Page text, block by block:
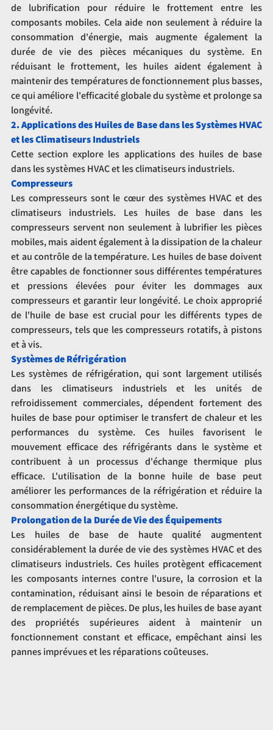
de lubrification pour réduire le frottement entre les
composants mobiles. Cela aide non seulement à réduire la
consommation d'énergie, mais augmente également la
durée de vie des pièces mécaniques du système. En
réduisant le frottement, les huiles aident également à
maintenir des températures de fonctionnement plus basses,
ce qui améliore l'efficacité globale du système et prolonge sa
longévité.
2. Applications des Huiles de Base dans les Systèmes HVAC
et les Climatiseurs Industriels
Cette section explore les applications des huiles de base
dans les systèmes HVAC et les climatiseurs industriels.
Compresseurs
Les compresseurs sont le cœur des systèmes HVAC et des
climatiseurs industriels. Les huiles de base dans les
compresseurs servent non seulement à lubrifier les pièces
mobiles, mais aident également à la dissipation de la chaleur
et au contrôle de la température. Les huiles de base doivent
être capables de fonctionner sous différentes températures
et pressions élevées pour éviter les dommages aux
compresseurs et garantir leur longévité. Le choix approprié
de l'huile de base est crucial pour les différents types de
compresseurs, tels que les compresseurs rotatifs, à pistons
et à vis.
Systèmes de Réfrigération
Les systèmes de réfrigération, qui sont largement utilisés
dans les climatiseurs industriels et les unités de
refroidissement commerciales, dépendent fortement des
huiles de base pour optimiser le transfert de chaleur et les
performances du système. Ces huiles favorisent le
mouvement efficace des réfrigérants dans le système et
contribuent à un processus d'échange thermique plus
efficace. L'utilisation de la bonne huile de base peut
améliorer les performances de la réfrigération et réduire la
consommation énergétique du système.
Prolongation de la Durée de Vie des Équipements
Les huiles de base de haute qualité augmentent
considérablement la durée de vie des systèmes HVAC et des
climatiseurs industriels. Ces huiles protègent efficacement
les composants internes contre l'usure, la corrosion et la
contamination, réduisant ainsi le besoin de réparations et
de remplacement de pièces. De plus, les huiles de base ayant
des propriétés supérieures aident à maintenir un
fonctionnement constant et efficace, empêchant ainsi les
pannes imprévues et les réparations coûteuses.